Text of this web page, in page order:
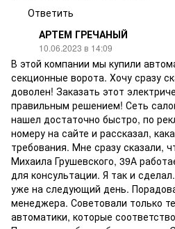
Ответить
АРТЕМ ГРЕЧАНЫЙ
10.06.2023 в 14:09
В этой компании мы купили
секционные ворота. Хочу сразу
доволен! Заказать этот
правильным решением! Сеть
нашел достаточно быстро, по
номеру на сайте и рассказал,
требования. Мне сразу сказали,
Михаила Грушевского, 39А
для консультации. Я так и
уже на следующий день.
менеджера. Советовали только
автоматики, которые